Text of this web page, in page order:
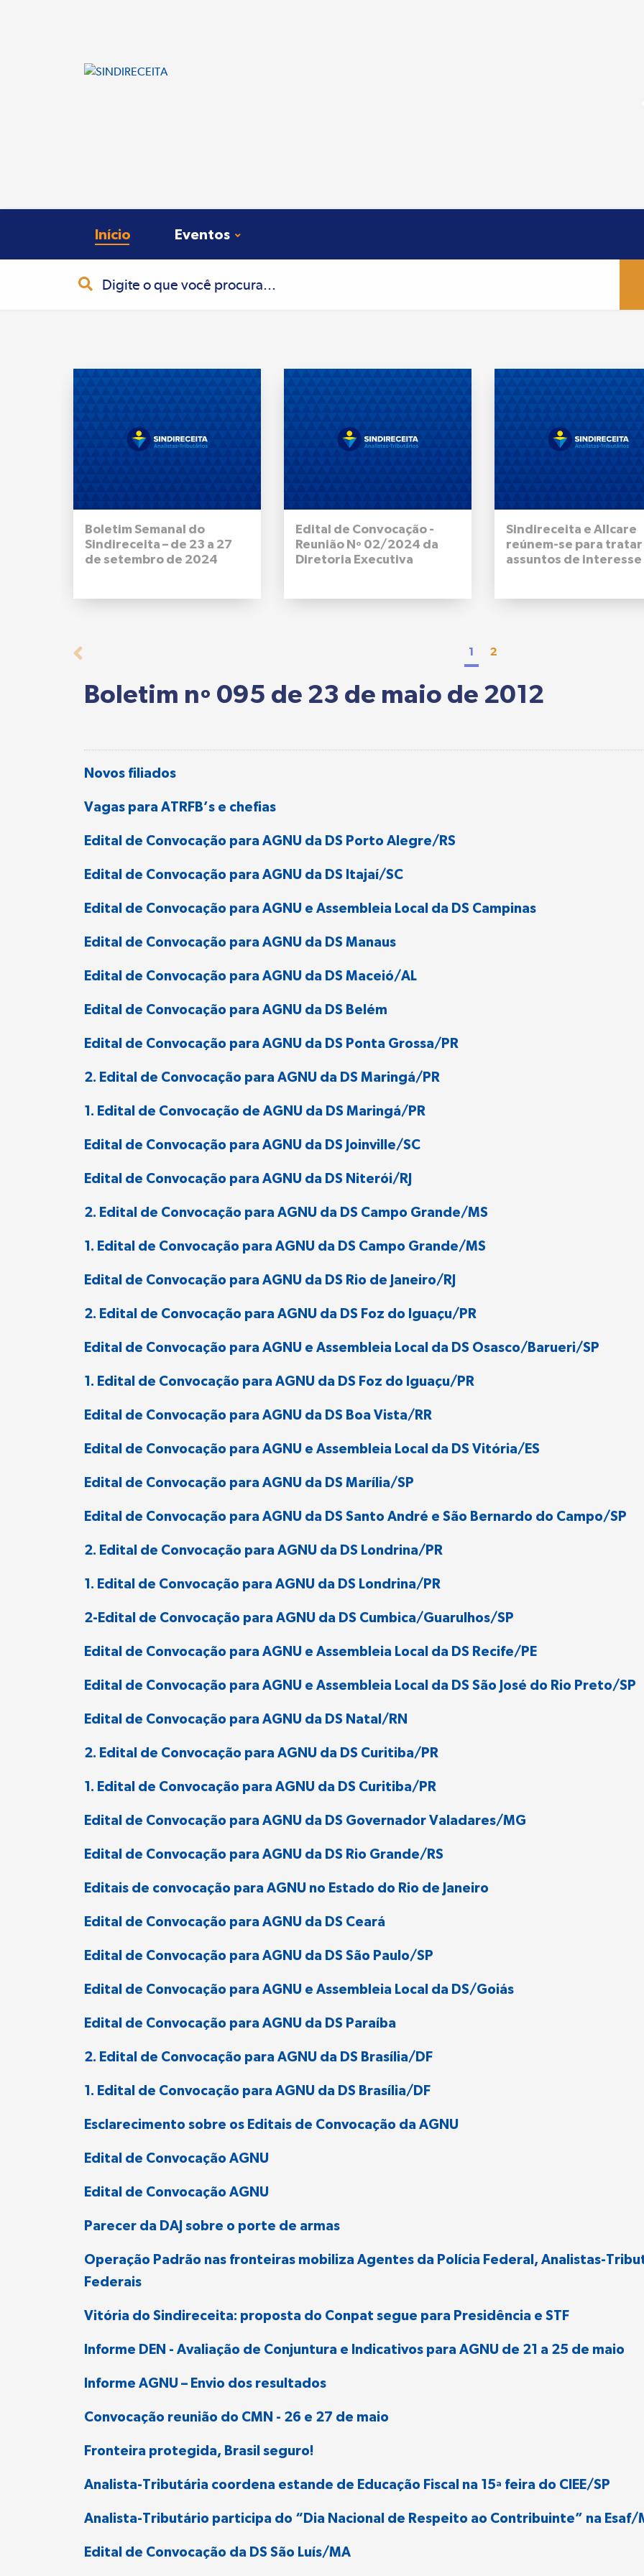
Início Eventos
Pesquisa
Boletim Semanal do
Sindireceita – de 23 a 27
de setembro de 2024
Edital de Convocação -
Reunião Nº 02/2024 da
Diretoria Executiva
Sindireceita e Allcare
reúnem-se para tratar
assuntos de interesse
1 2
Boletim nº 095 de 23 de maio de 2012
Novos filiados
Vagas para ATRFB’s e chefias
Edital de Convocação para AGNU da DS Porto Alegre/RS
Edital de Convocação para AGNU da DS Itajaí/SC
Edital de Convocação para AGNU e Assembleia Local da DS Campinas
Edital de Convocação para AGNU da DS Manaus
Edital de Convocação para AGNU da DS Maceió/AL
Edital de Convocação para AGNU da DS Belém
Edital de Convocação para AGNU da DS Ponta Grossa/PR
2. Edital de Convocação para AGNU da DS Maringá/PR
1. Edital de Convocação de AGNU da DS Maringá/PR
Edital de Convocação para AGNU da DS Joinville/SC
Edital de Convocação para AGNU da DS Niterói/RJ
2. Edital de Convocação para AGNU da DS Campo Grande/MS
1. Edital de Convocação para AGNU da DS Campo Grande/MS
Edital de Convocação para AGNU da DS Rio de Janeiro/RJ
2. Edital de Convocação para AGNU da DS Foz do Iguaçu/PR
Edital de Convocação para AGNU e Assembleia Local da DS Osasco/Barueri/SP
1. Edital de Convocação para AGNU da DS Foz do Iguaçu/PR
Edital de Convocação para AGNU da DS Boa Vista/RR
Edital de Convocação para AGNU e Assembleia Local da DS Vitória/ES
Edital de Convocação para AGNU da DS Marília/SP
Edital de Convocação para AGNU da DS Santo André e São Bernardo do Campo/SP
2. Edital de Convocação para AGNU da DS Londrina/PR
1. Edital de Convocação para AGNU da DS Londrina/PR
2-Edital de Convocação para AGNU da DS Cumbica/Guarulhos/SP
Edital de Convocação para AGNU e Assembleia Local da DS Recife/PE
Edital de Convocação para AGNU e Assembleia Local da DS São José do Rio Preto/SP
Edital de Convocação para AGNU da DS Natal/RN
2. Edital de Convocação para AGNU da DS Curitiba/PR
1. Edital de Convocação para AGNU da DS Curitiba/PR
Edital de Convocação para AGNU da DS Governador Valadares/MG
Edital de Convocação para AGNU da DS Rio Grande/RS
Editais de convocação para AGNU no Estado do Rio de Janeiro
Edital de Convocação para AGNU da DS Ceará
Edital de Convocação para AGNU da DS São Paulo/SP
Edital de Convocação para AGNU e Assembleia Local da DS/Goiás
Edital de Convocação para AGNU da DS Paraíba
2. Edital de Convocação para AGNU da DS Brasília/DF
1. Edital de Convocação para AGNU da DS Brasília/DF
Esclarecimento sobre os Editais de Convocação da AGNU
Edital de Convocação AGNU
Edital de Convocação AGNU
Parecer da DAJ sobre o porte de armas
Operação Padrão nas fronteiras mobiliza Agentes da Polícia Federal, Analistas-
Federais
Vitória do Sindireceita: proposta do Conpat segue para Presidência e STF
Informe DEN - Avaliação de Conjuntura e Indicativos para AGNU de 21 a 25 de maio
Informe AGNU – Envio dos resultados
Convocação reunião do CMN - 26 e 27 de maio
Fronteira protegida, Brasil seguro!
Analista-Tributária coordena estande de Educação Fiscal na 15ª feira do CIEE/SP
Analista-Tributário participa do “Dia Nacional de Respeito ao Contribuinte” na Esaf/
Edital de Convocação da DS São Luís/MA